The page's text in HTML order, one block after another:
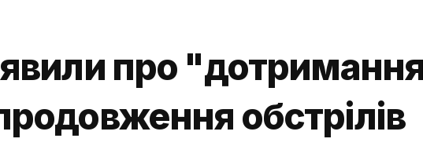
про "дотримання
обстрілів